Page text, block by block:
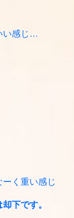
い感じ…
く重い感じ
下です。